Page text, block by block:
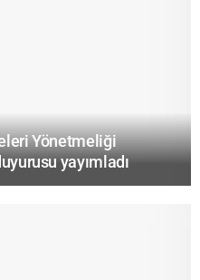
Yönetmeliği
yayımladı